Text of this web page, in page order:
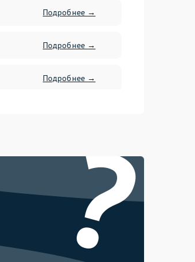
Подробнее →
Подробнее →
Подробнее →
Подробнее →
?